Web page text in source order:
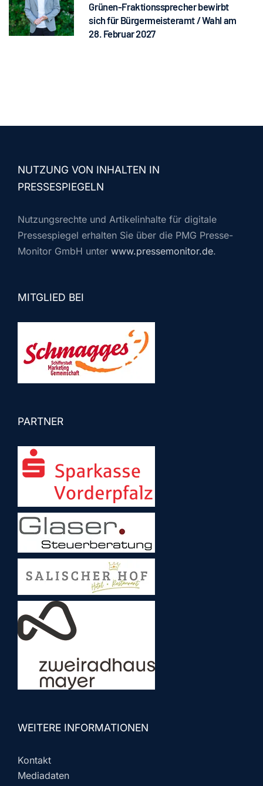
Grünen-Fraktionssprecher bewirbt
sich für Bürgermeisteramt / Wahl am
28. Februar 2027
NUTZUNG VON INHALTEN IN
PRESSESPIEGELN
Nutzungsrechte und Artikelinhalte für digitale
Pressespiegel erhalten Sie über die PMG Presse-
Monitor GmbH unter www.pressemonitor.de.
MITGLIED BEI
PARTNER
WEITERE INFORMATIONEN
Kontakt
Mediadaten